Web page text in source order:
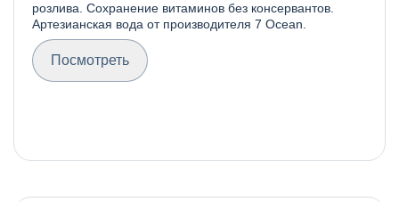
розлива. Сохранение витаминов без консервантов.
Артезианская вода от производителя 7 Ocean.
Посмотреть